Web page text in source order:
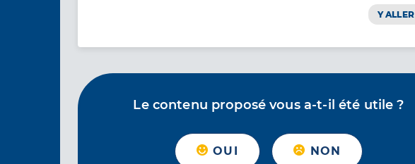
Y ALLER
Le contenu proposé vous a-t-il été utile ?
OUI NON